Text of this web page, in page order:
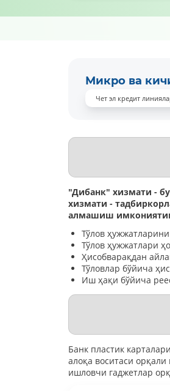
Микро ва
Чет эл кредит
"Дибанк" хизмати -
хизмати -
алмашиш
Тўлов
Тўлов ҳужжатлари
Ҳисобварақдан
Тўловлар бўйича
Иш ҳақи бўйича
Банк пластик
алоқа воситаси
ишловчи гаджетлар